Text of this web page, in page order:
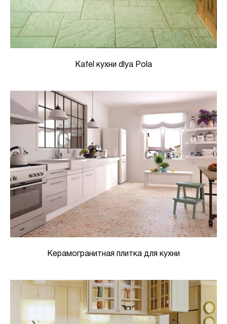
Kafel кухни dlya Pola
Керамогранитная плитка для кухни